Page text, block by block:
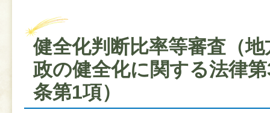
健全化判断比率等審査（
政の健全化に関する法律
条第1項）